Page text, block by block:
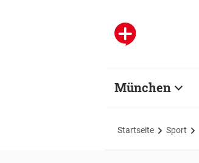
München
Startseite Sport